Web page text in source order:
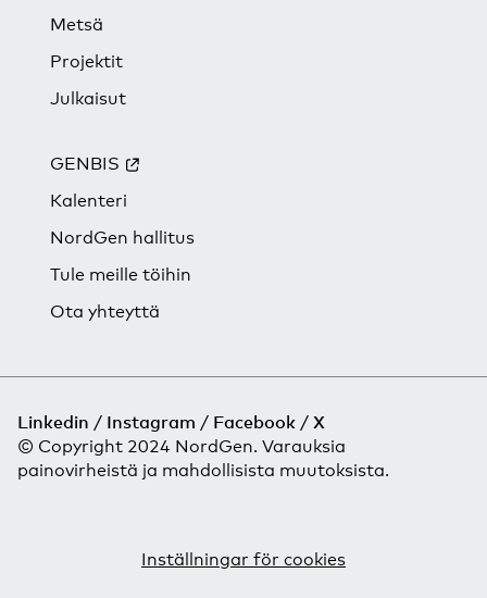
Metsä
Projektit
Julkaisut
GENBIS
Kalenteri
NordGen hallitus
Tule meille töihin
Ota yhteyttä
© Copyright 2024 NordGen. Varauksia
painovirheistä ja mahdollisista muutoksista.
Linkedin Instagram Facebook X
Inställningar för cookies